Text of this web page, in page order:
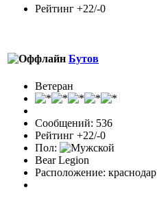
Рейтинг +22/-0
Бутов
Ветеран
Сообщений: 536
Рейтинг +22/-0
Пол:
Bear Legion
Расположение: краснодар